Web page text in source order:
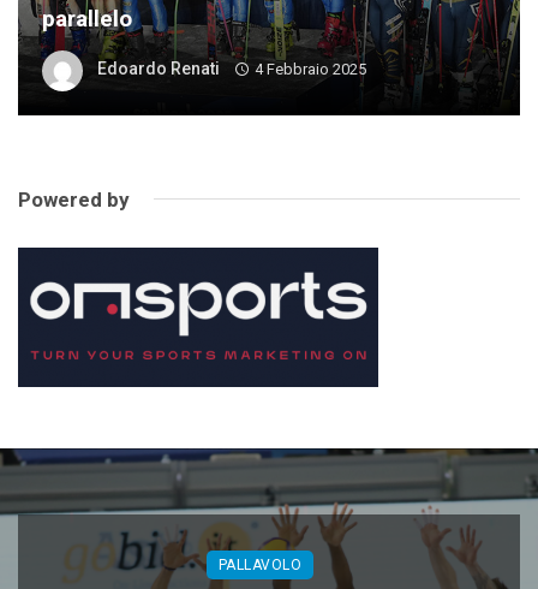
parallelo
Edoardo Renati 4 Febbraio 2025
Powered by
PALLAVOLO